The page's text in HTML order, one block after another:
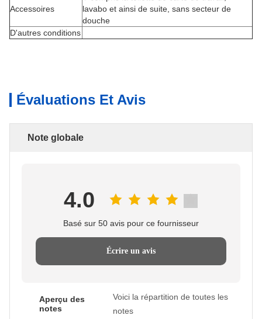
Accessoires
lavabo et ainsi de suite, sans secteur de
douche
D'autres conditions
Évaluations Et Avis
Note globale
4.0
Basé sur 50 avis pour ce fournisseur
Écrire un avis
Aperçu des
notes
Voici la répartition de toutes les
notes